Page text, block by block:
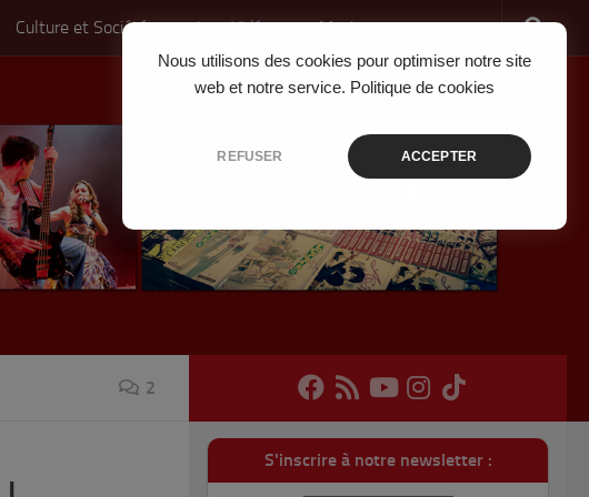
Nous utilisons des cookies pour optimiser notre site
web et notre service. Politique de cookies
REFUSER ACCEPTER
Culture et Société Jeux Vidéo Musique
2
S'inscrire à notre newsletter :